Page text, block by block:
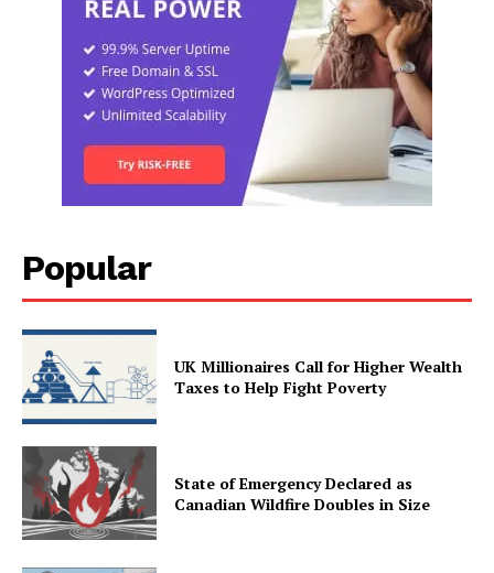
Popular
UK Millionaires Call for Higher Wealth
Taxes to Help Fight Poverty
State of Emergency Declared as
Canadian Wildfire Doubles in Size